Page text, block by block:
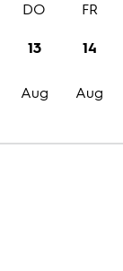
13
Aug
DO
14
Aug
FR